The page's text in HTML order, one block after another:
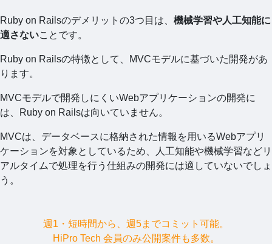
Ruby on Railsのデメリットの3つ目は、 機械学習や人工知能に
適さないことです。
Ruby on Railsの特徴として、MVCモデルに基づいた開発があ
ります。
MVCモデルで開発しにくいWebアプリケーションの開発に
は、Ruby on Railsは向いていません。
MVCは、データベースに格納された情報を用いるWebアプリ
ケーションを対象としているため、人工知能や機械学習などリ
アルタイムで処理を行う仕組みの開発には適していないでしょ
う。
週1・短時間から、週5までコミット可能。
HiPro Tech 会員のみ公開案件も多数。